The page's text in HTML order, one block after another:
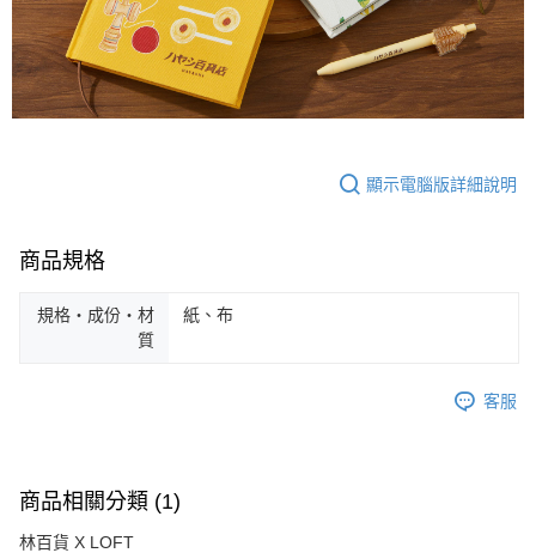
顯示電腦版詳細說明
商品規格
規格・成份・材
質
紙、布
客服
商品相關分類 (1)
林百貨 X LOFT